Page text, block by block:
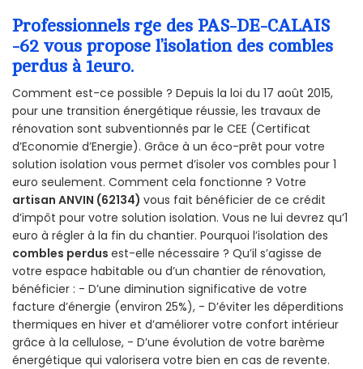
Professionnels rge des PAS-DE-CALAIS
-62 vous propose l’isolation des combles
perdus à 1euro.
Comment est-ce possible ? Depuis la loi du 17 août 2015,
pour une transition énergétique réussie, les travaux de
rénovation sont subventionnés par le CEE (Certificat
d’Economie d’Energie). Grâce à un éco-prêt pour votre
solution isolation vous permet d’isoler vos combles pour 1
euro seulement. Comment cela fonctionne ? Votre
artisan ANVIN (62134) vous fait bénéficier de ce crédit
d’impôt pour votre solution isolation. Vous ne lui devrez qu’1
euro à régler à la fin du chantier. Pourquoi l’isolation des
combles perdus est-elle nécessaire ? Qu’il s’agisse de
votre espace habitable ou d’un chantier de rénovation,
bénéficier : - D’une diminution significative de votre
facture d’énergie (environ 25%), - D’éviter les déperditions
thermiques en hiver et d’améliorer votre confort intérieur
grâce à la cellulose, - D’une évolution de votre barème
énergétique qui valorisera votre bien en cas de revente.